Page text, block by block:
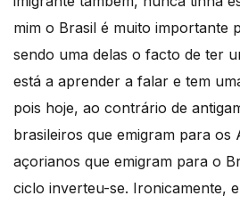
mim o Brasil é muito importante
sendo uma delas o facto de ter
está a aprender a falar e tem
pois hoje, ao contrário de
brasileiros que emigram para os
açorianos que emigram para o
ciclo inverteu-se. Ironicamente,